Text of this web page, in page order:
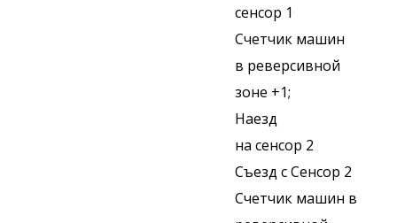
сенсор 1
Счетчик машин
в реверсивной
зоне +1;
Наезд
на сенсор 2
Съезд с Сенсор 2
Счетчик машин в